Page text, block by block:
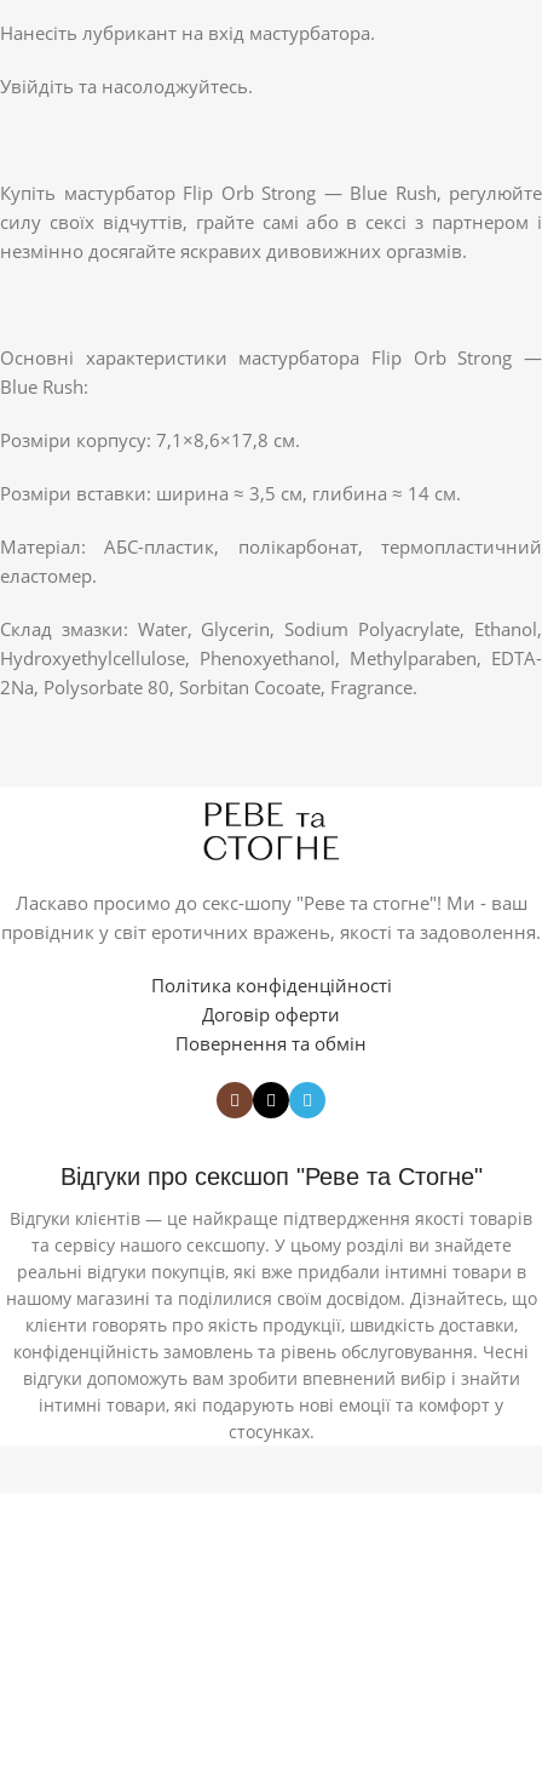
Нанесіть лубрикант на вхід мастурбатора.
Увійдіть та насолоджуйтесь.
Купіть мастурбатор Flip Orb Strong — Blue Rush, регулюйте
силу своїх відчуттів, грайте самі або в сексі з партнером і
незмінно досягайте яскравих дивовижних оргазмів.
Основні характеристики мастурбатора Flip Orb Strong —
Blue Rush:
Розміри корпусу: 7,1×8,6×17,8 см.
Розміри вставки: ширина ≈ 3,5 см, глибина ≈ 14 см.
Матеріал: АБС-пластик, полікарбонат, термопластичний
еластомер.
Склад змазки: Water, Glycerin, Sodium Polyacrylate, Ethanol,
Hydroxyethylcellulose, Phenoxyethanol, Methylparaben, EDTA-
2Na, Polysorbate 80, Sorbitan Cocoate, Fragrance.
Ласкаво просимо до секс-шопу "Реве та стогне"! Ми - ваш
провідник у світ еротичних вражень, якості та задоволення.
Політика конфіденційності
Договір оферти
Повернення та обмін
Відгуки про сексшоп "Реве та Стогне"
Відгуки клієнтів — це найкраще підтвердження якості товарів
та сервісу нашого сексшопу. У цьому розділі ви знайдете
реальні відгуки покупців, які вже придбали інтимні товари в
нашому магазині та поділилися своїм досвідом. Дізнайтесь, що
клієнти говорять про якість продукції, швидкість доставки,
конфіденційність замовлень та рівень обслуговування. Чесні
відгуки допоможуть вам зробити впевнений вибір і знайти
інтимні товари, які подарують нові емоції та комфорт у
стосунках.